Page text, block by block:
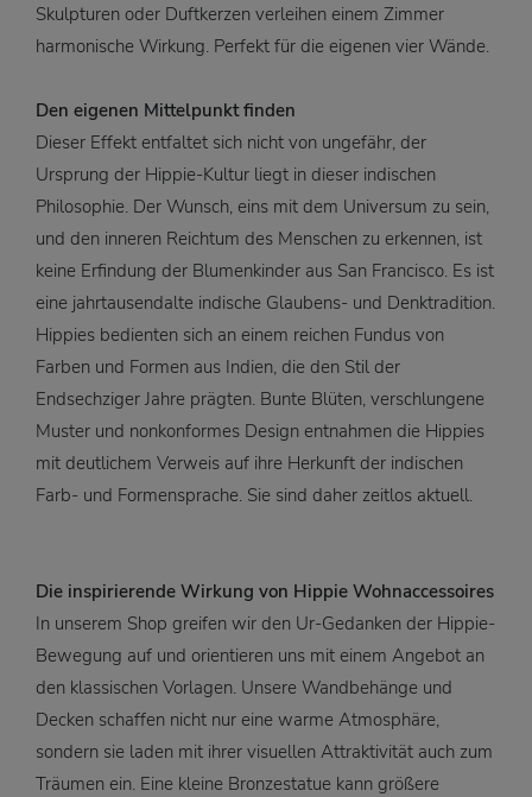
Skulpturen oder Duftkerzen verleihen einem Zimmer
harmonische Wirkung. Perfekt für die eigenen vier Wände.
Den eigenen Mittelpunkt finden
Dieser Effekt entfaltet sich nicht von ungefähr, der
Ursprung der Hippie-Kultur liegt in dieser indischen
Philosophie. Der Wunsch, eins mit dem Universum zu sein,
und den inneren Reichtum des Menschen zu erkennen, ist
keine Erfindung der Blumenkinder aus San Francisco. Es ist
eine jahrtausendalte indische Glaubens- und Denktradition.
Hippies bedienten sich an einem reichen Fundus von
Farben und Formen aus Indien, die den Stil der
Endsechziger Jahre prägten. Bunte Blüten, verschlungene
Muster und nonkonformes Design entnahmen die Hippies
mit deutlichem Verweis auf ihre Herkunft der indischen
Farb- und Formensprache. Sie sind daher zeitlos aktuell.
Die inspirierende Wirkung von Hippie Wohnaccessoires
In unserem Shop greifen wir den Ur-Gedanken der Hippie-
Bewegung auf und orientieren uns mit einem Angebot an
den klassischen Vorlagen. Unsere Wandbehänge und
Decken schaffen nicht nur eine warme Atmosphäre,
sondern sie laden mit ihrer visuellen Attraktivität auch zum
Träumen ein. Eine kleine Bronzestatue kann größere